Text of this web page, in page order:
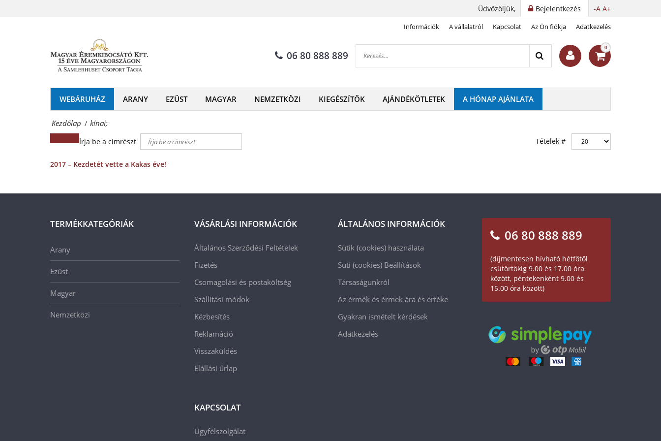
Éremkibocsátó
Kft.
Érmék
és
emlékérmek
hivatalos
forgalmazója!
-A A+
Bejelentkezés
Üdvözöljük,
Információk A vállalatról Kapcsolat Az Ön fiókja Adatkezelés
06 80 888 889
0
WEBÁRUHÁZ ARANY EZÜST MAGYAR NEMZETKÖZI KIEGÉSZÍTŐK AJÁNDÉKÖTLETEK A HÓNAP AJÁNLATA
Kezdőlap / kínai;
Írja be a címrészt Tételek #
2017 – Kezdetét vette a Kakas éve!
TERMÉKKATEGÓRIÁK
Arany
Ezüst
Magyar
Nemzetközi
VÁSÁRLÁSI INFORMÁCIÓK
Általános Szerződési Feltételek
Fizetés
Csomagolási és postaköltség
Szállítási módok
Kézbesítés
Reklamáció
Visszaküldés
Elállási űrlap
KAPCSOLAT
Ügyfélszolgálat
ÁLTALÁNOS INFORMÁCIÓK
Sütik (cookies) használata
Süti (cookies) Beállítások
Társaságunkról
Az érmék és érmek ára és értéke
Gyakran ismételt kérdések
Adatkezelés
06 80 888 889
(díjmentesen hívható hétfőtől
csütörtökig 9.00 és 17.00 óra
között, péntekenként 9.00 és
15.00 óra között)
forgalmazója!